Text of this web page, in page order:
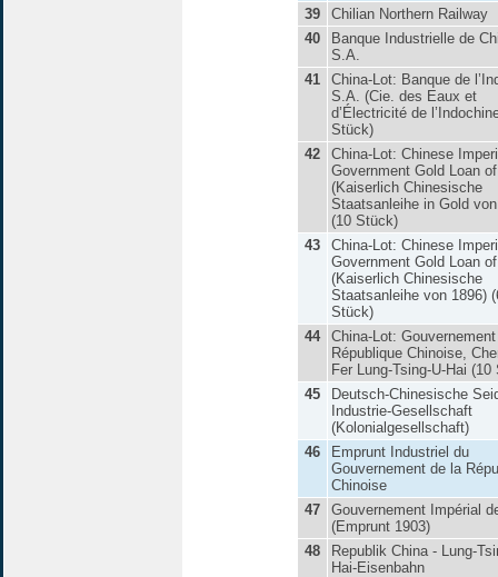
39
Chilian Northern Railway
40
Banque Industrielle de
S.A.
41
China-Lot: Banque de
S.A. (Cie. des Eaux et
d’Électricité de
Stück)
42
China-Lot: Chinese
Government Gold Loan
(Kaiserlich Chinesische
Staatsanleihe in Gold
(10 Stück)
43
China-Lot: Chinese
Government Gold Loan
(Kaiserlich Chinesische
Staatsanleihe von 1896)
Stück)
44
China-Lot:
République Chinoise,
Fer Lung-Tsing-U-Hai (10
45
Deutsch-Chinesische
Industrie-Gesellschaft
(Kolonialgesellschaft)
46
Emprunt Industriel du
Gouvernement de la
Chinoise
47
Gouvernement Impérial
(Emprunt 1903)
48
Republik China - Lung-
Hai-Eisenbahn